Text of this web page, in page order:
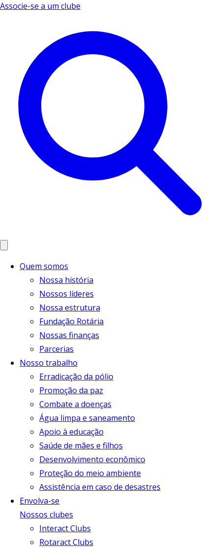
Associe-se a um clube
Quem somos
Nossa história
Nossos líderes
Nossa estrutura
Fundação Rotária
Nossas finanças
Parcerias
Nosso trabalho
Erradicação da pólio
Promoção da paz
Combate a doenças
Água limpa e saneamento
Apoio à educação
Saúde de mães e filhos
Desenvolvimento econômico
Proteção do meio ambiente
Assistência em caso de desastres
Envolva-se
Nossos clubes
Interact Clubs
Rotaract Clubs